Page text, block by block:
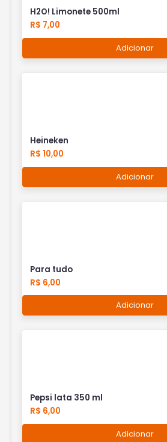
H2O! Limonete 500ml
R$ 7,00
Adicionar
Heineken
R$ 10,00
Adicionar
Para tudo
R$ 6,00
Adicionar
Pepsi lata 350 ml
R$ 6,00
Adicionar